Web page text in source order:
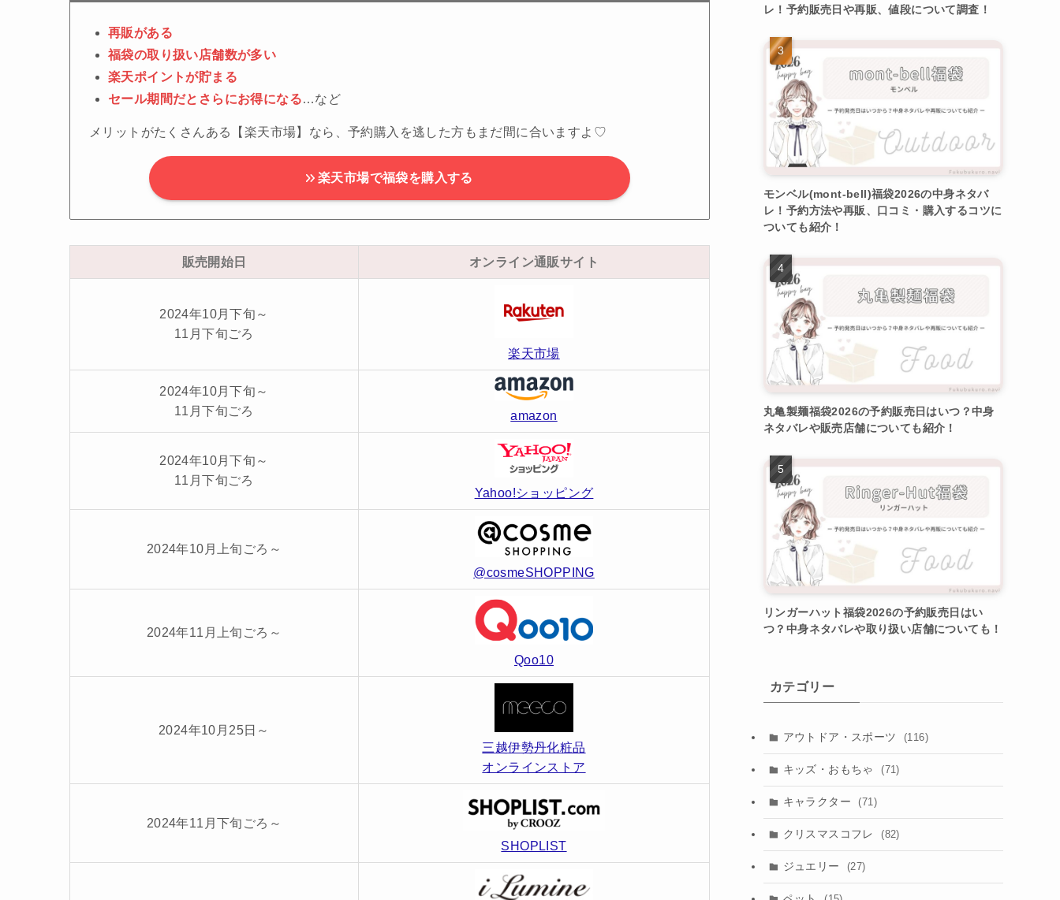
再販がある
福袋の取り扱い店舗数が多い
楽天ポイントが貯まる
セール期間だとさらにお得になる…など
メリットがたくさんある【楽天市場】なら、予約購入を逃した方もまだ間に合いますよ♡
楽天市場で福袋を購入する
販売開始日 オンライン通販サイト
2024年10月下旬～
11月下旬ごろ
楽天市場
2024年10月下旬～
11月下旬ごろ
amazon
2024年10月下旬～
11月下旬ごろ
Yahoo!ショッピング
2024年10月上旬ごろ～
@cosmeSHOPPING
2024年11月上旬ごろ～
Qoo10
2024年10月25日～
三越伊勢丹化粧品
オンラインストア
2024年11月下旬ごろ～
SHOPLIST
レ！予約販売日や再販、値段について調査！
モンベル(mont-bell)福袋2026の中身ネタバ
レ！予約方法や再販、口コミ・購入するコツに
ついても紹介！
丸亀製麺福袋2026の予約販売日はいつ？中身
ネタバレや販売店舗についても紹介！
リンガーハット福袋2026の予約販売日はい
つ？中身ネタバレや取り扱い店舗についても！
カテゴリー
アウトドア・スポーツ (116)
キッズ・おもちゃ (71)
キャラクター (71)
クリスマスコフレ (82)
ジュエリー (27)